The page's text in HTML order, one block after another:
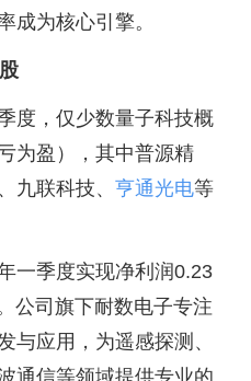
成为核心引擎。
度，仅少数量子科技概
为盈），其中普源精
、九联科技、 亨通光电等
一季度实现净利润0.23
公司旗下耐数电子专注
与应用，为遥感探测、
通信等领域提供专业的